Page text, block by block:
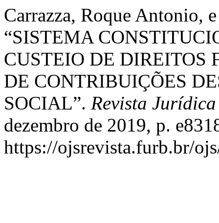
Carrazza, Roque Antonio,
“SISTEMA
CUSTEIO DE DIREITOS
DE CONTRIBUIÇÕES
SOCIAL”. Revista
dezembro de 2019, p.
https://ojsrevista.furb.br/